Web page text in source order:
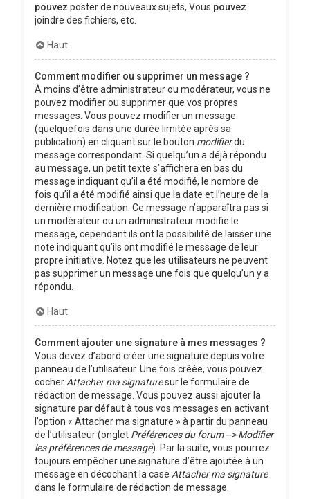
pouvez poster de nouveaux sujets, Vous pouvez
joindre des fichiers, etc.
Haut
Comment modifier ou supprimer un message ?
À moins d’être administrateur ou modérateur, vous ne
pouvez modifier ou supprimer que vos propres
messages. Vous pouvez modifier un message
(quelquefois dans une durée limitée après sa
publication) en cliquant sur le bouton modifierdu
message correspondant. Si quelqu’un a déjà répondu
au message, un petit texte s’affichera en bas du
message indiquant qu’il a été modifié, le nombre de
fois qu’il a été modifié ainsi que la date et l’heure de la
dernière modification. Ce message n’apparaîtra pas si
un modérateur ou un administrateur modifie le
message, cependant ils ont la possibilité de laisser une
note indiquant qu’ils ont modifié le message de leur
propre initiative. Notez que les utilisateurs ne peuvent
pas supprimer un message une fois que quelqu’un y a
répondu.
Haut
Comment ajouter une signature à mes messages ?
Vous devez d’abord créer une signature depuis votre
panneau de l’utilisateur. Une fois créée, vous pouvez
cocher Attacher ma signaturesur le formulaire de
rédaction de message. Vous pouvez aussi ajouter la
signature par défaut à tous vos messages en activant
l’option « Attacher ma signature » à partir du panneau
de l’utilisateur (onglet Préférences du forum --> Modifier
les préférences de message). Par la suite, vous pourrez
toujours empêcher une signature d’être ajoutée à un
message en décochant la case Attacher ma signature
dans le formulaire de rédaction de message.